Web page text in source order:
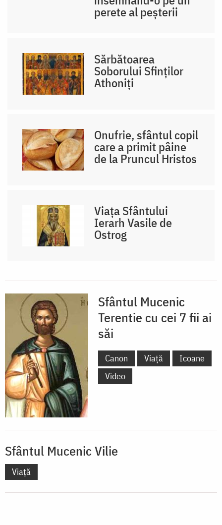
perete al peșterii
Sărbătoarea
Soborului Sfinților
Athoniți
Onufrie, sfântul copil
care a primit pâine
de la Pruncul Hristos
Viața Sfântului
Ierarh Vasile de
Ostrog
Sfântul Mucenic
Terentie cu cei 7 fii ai
săi
Canon Viață
Icoane
Video
Sfântul Mucenic Vilie
Viață